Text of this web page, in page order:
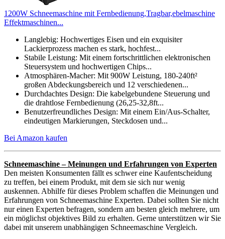
1200W Schneemaschine mit Fernbedienung,Tragbar,ebelmaschine
Effektmaschinen...
Langlebig: Hochwertiges Eisen und ein exquisiter
Lackierprozess machen es stark, hochfest...
Stabile Leistung: Mit einem fortschrittlichen elektronischen
Steuersystem und hochwertigen Chips...
Atmosphären-Macher: Mit 900W Leistung, 180-240ft²
großen Abdeckungsbereich und 12 verschiedenen...
Durchdachtes Design: Die kabelgebundene Steuerung und
die drahtlose Fernbedienung (26,25-32,8ft...
Benutzerfreundliches Design: Mit einem Ein/Aus-Schalter,
eindeutigen Markierungen, Steckdosen und...
Bei Amazon kaufen
Schneemaschine – Meinungen und Erfahrungen von Experten
Den meisten Konsumenten fällt es schwer eine Kaufentscheidung
zu treffen, bei einem Produkt, mit dem sie sich nur wenig
auskennen. Abhilfe für dieses Problem schaffen die Meinungen und
Erfahrungen von Schneemaschine Experten. Dabei sollten Sie nicht
nur einen Experten befragen, sondern am besten gleich mehrere, um
ein möglichst objektives Bild zu erhalten. Gerne unterstützen wir Sie
dabei mit unserem unabhängigen Schneemaschine Vergleich.